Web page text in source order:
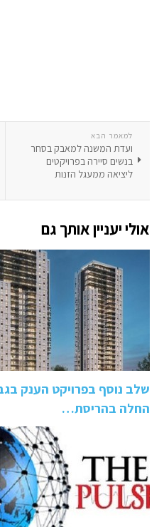
למאמר הבא
ועדת המשנה למאבק בסחר
בנשים סיירה בפרויקטים
ליציאה ממעגל הזנות
אולי יעניין אותך גם
שלב נוסף בפרויקט הענק
החלה בהריסת…